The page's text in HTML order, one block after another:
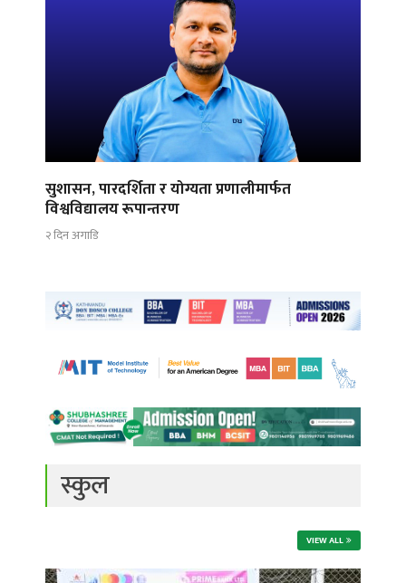
सुशासन, पारदर्शिता र योग्यता प्रणालीमार्फत
विश्वविद्यालय रूपान्तरण
२ दिन अगाडि
स्कुल
VIEW ALL